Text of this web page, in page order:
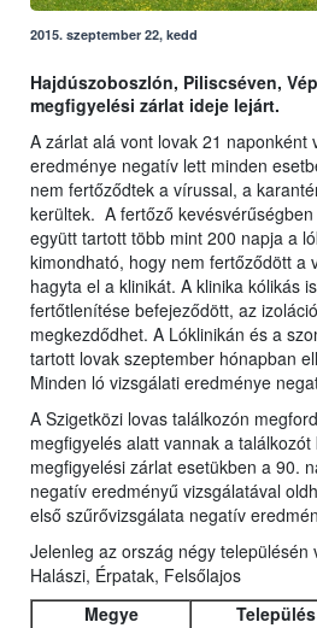
2015. szeptember 22, kedd
Hajdúszoboszlón, Piliscséven,
megfigyelési zárlat ideje lejárt.
A zárlat alá vont lovak 21 naponként
eredménye negatív lett minden
nem fertőződtek a vírussal, a
kerültek. A fertőző
együtt tartott több mint 200 napja a
kimondható, hogy nem fertőződött a
hagyta el a klinikát. A klinika kólikás
fertőtlenítése befejeződött, az
megkezdődhet. A Lóklinikán és a
tartott lovak szeptember hónapban
Minden ló vizsgálati eredménye
A Szigetközi lovas találkozón
megfigyelés alatt vannak a
megfigyelési zárlat esetükben a 90.
negatív eredményű vizsgálatával
első szűrővizsgálata negatív
Jelenleg az ország négy településén
Halászi, Érpatak, Felsőlajos
Megye
Település